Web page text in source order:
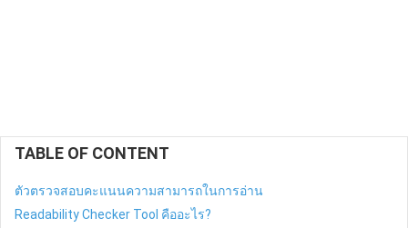
TABLE OF CONTENT
ตัวตรวจสอบคะแนนความสามารถในการอ่าน
Readability Checker Tool คืออะไร?